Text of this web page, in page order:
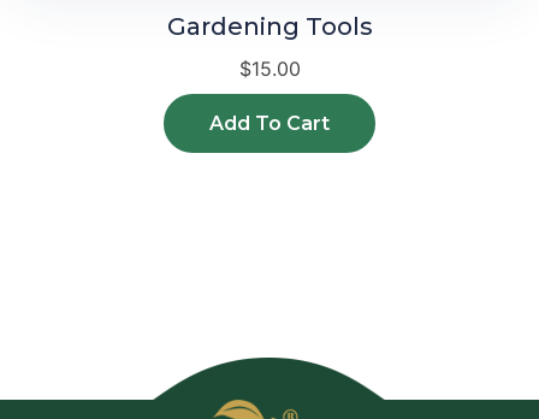
Gardening Tools
$15.00
Add To Cart